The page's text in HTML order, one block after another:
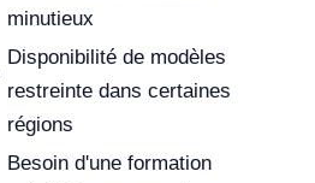
minutieux
Disponibilité de modèles
restreinte dans certaines
régions
Besoin d'une formation